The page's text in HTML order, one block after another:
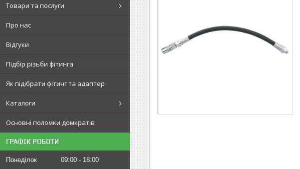
Товари та послуги
Про нас
Відгуки
Підбір різьби фітинга
Як підібрати фітинг та адаптер
Каталоги
Основні поломки домкратів
ГРАФІК РОБОТИ
Понеділок 09:00
18:00